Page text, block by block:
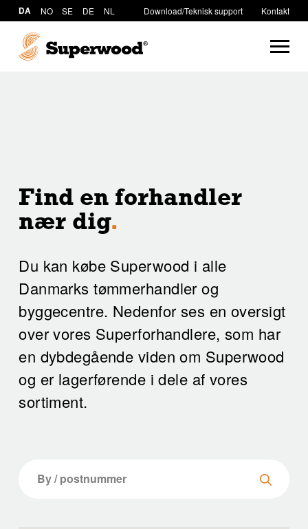
DA NO SE DE NL Download/Teknisk support Kontakt
Find en forhandler
nær dig.
Du kan købe Superwood i alle
Danmarks tømmerhandler og
byggecentre. Nedenfor ses en oversigt
over vores Superforhandlere, som har
en dybdegående viden om Superwood
og er lagerførende i dele af vores
sortiment.